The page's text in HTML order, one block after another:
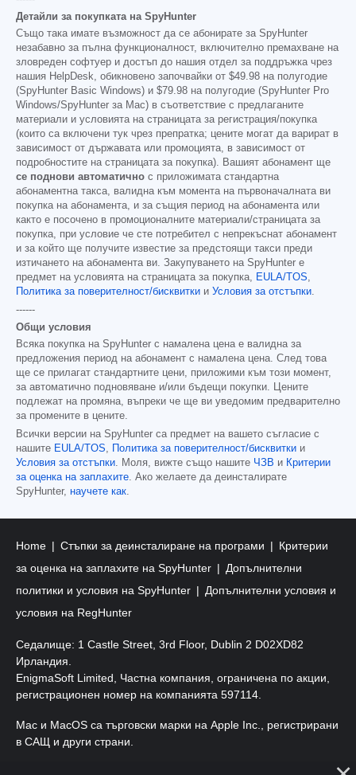
Детайли за покупката на SpyHunter
Също така имате възможност да се абонирате за SpyHunter
незабавно за пълна функционалност, включително премахване на
зловреден софтуер и достъп до нашия отдел за поддръжка чрез
нашия HelpDesk, обикновено започвайки от $49.98 на полугодие
(SpyHunter Basic Windows) и $79.98 на полугодие (SpyHunter Pro
Windows/SpyHunter за Mac) в съответствие с предлаганите
материали и условията на страницата за регистрация/покупка
(които са включени тук чрез препратка; цените могат да варират в
зависимост от държавата или промоцията, в зависимост от
подробностите на страницата за покупка). Вашият абонамент ще
се поднови автоматично с приложимата стандартна
абонаментна такса, валидна към момента на първоначалната ви
покупка на абонамента, и за същия период на абонамента или
както е посочено в промоционалните материали/страницата за
покупка, при условие че сте потребител с непрекъснат абонамент
и за който ще получите известие за предстоящи такси преди
изтичането на абонамента ви. Закупуването на SpyHunter е
предмет на условията на страницата за покупка,
EULA/TOS
Политика за поверителност/бисквитки и Условия за отстъпки
------
Общи условия
Всяка покупка на SpyHunter с намалена цена е валидна за
предложения период на абонамент с намалена цена. След това
ще се прилагат стандартните цени, приложими към този момент,
за автоматично подновяване и/или бъдещи покупки. Цените
подлежат на промяна, въпреки че ще ви уведомим предварително
за промените в цените.
Всички версии на SpyHunter са предмет на вашето съгласие с
нашите EULA/TOS Политика за поверителност/бисквитки и
Условия за отстъпки . Моля, вижте също нашите ЧЗВ и Критерии
за оценка на заплахите . Ако желаете да деинсталирате
SpyHunter, научете как
Home Стъпки за деинсталиране на програми
Критерии
за оценка на заплахите на SpyHunter
Допълнителни
политики и условия на SpyHunter
Допълнителни условия и
условия на RegHunter
Седалище: 1 Castle Street, 3rd Floor, Dublin 2 D02XD82
Ирландия.
EnigmaSoft Limited, Частна компания, ограничена по акции,
регистрационен номер на компанията 597114.
Mac и MacOS са търговски марки на Apple Inc., регистрирани
в САЩ и други страни.